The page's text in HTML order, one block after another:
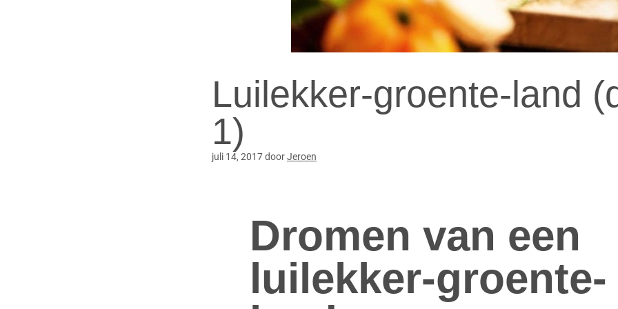
Luilekker-groente-land
1)
juli 14, 2017doorJeroen
Dromen van een
luilekker-groente-